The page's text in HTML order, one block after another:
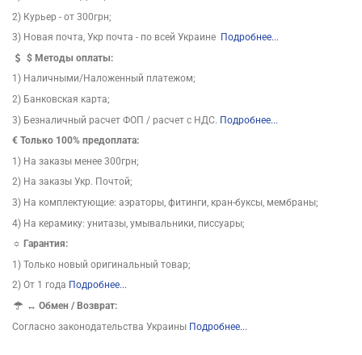
2) Курьер - от 300грн;
3) Новая почта, Укр почта - по всей Украине Подробнее...
$Методы оплаты:
1) Наличными/Наложенный платежом;
2) Банковская карта;
3) Безналичный расчет ФОП / расчет с НДС. Подробнее...
€ Только 100% предоплата:
1) На заказы менее 300грн;
2) На заказы Укр. Почтой;
3) На комплектующие: аэраторы, фитинги, кран-буксы, мембраны;
4) На керамику: унитазы, умывальники, писсуары;
☼ Гарантия:
1) Только новый оригинальный товар;
2) От 1 года Подробнее...
↔Обмен / Возврат:
Согласно законодательства Украины Подробнее...